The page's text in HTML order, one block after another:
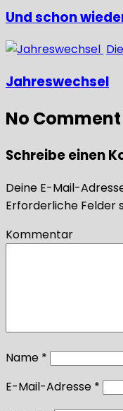
Und schon
Jahreswechsel
No Comment
Schreibe einen
Deine E-Mail-
Erforderliche Felder
Kommentar
Name *
E-Mail-Adresse *